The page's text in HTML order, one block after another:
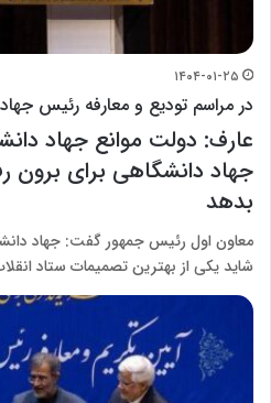
۱۴۰۴-۰۱-۲۵
در مراسم تودیع و معارفه رئیس
عارف: دولت موانع جهاد
جهاد دانشگاهی برای برون
بدهد
معاون اول رئیس جمهور گفت: جهاد
شاید یکی از بهترین تصمیمات ستاد